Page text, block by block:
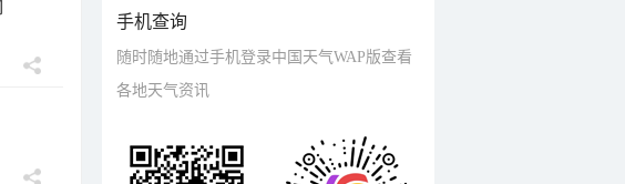
手机查询
随时随地通过手机登录中国天气WAP版查看
各地天气资讯